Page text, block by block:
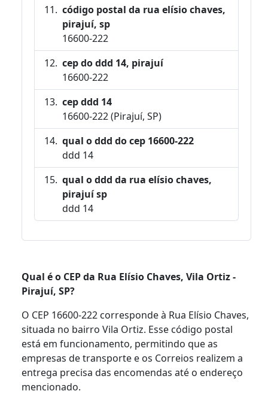
código postal da rua elísio chaves,
pirajuí, sp
16600-222
cep do ddd 14, pirajuí
16600-222
cep ddd 14
16600-222 (Pirajuí, SP)
qual o ddd do cep 16600-222
ddd 14
qual o ddd da rua elísio chaves,
pirajuí sp
ddd 14
Qual é o CEP da Rua Elísio Chaves, Vila Ortiz -
Pirajuí, SP?
O CEP 16600-222 corresponde à Rua Elísio Chaves,
situada no bairro Vila Ortiz. Esse código postal
está em funcionamento, permitindo que as
empresas de transporte e os Correios realizem a
entrega precisa das encomendas até o endereço
mencionado.